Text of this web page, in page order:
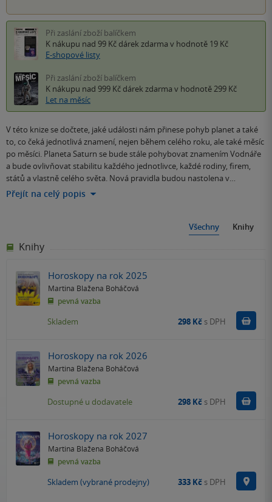
Při zaslání zboží balíčkem
K nákupu nad 99 Kč dárek zdarma v hodnotě 19 Kč
E-shopové listy
Při zaslání zboží balíčkem
K nákupu nad 999 Kč dárek zdarma v hodnotě 299 Kč
Let na měsíc
V této knize se dočtete, jaké události nám přinese pohyb planet a také
to, co čeká jednotlivá znamení, nejen během celého roku, ale také měsíc
po měsíci. Planeta Saturn se bude stále pohybovat znamením Vodnáře
a bude ovlivňovat stabilitu každého jednotlivce, každé rodiny, firem,
států a vlastně celého světa. Nová pravidla budou nastolena v…
Přejít na celý popis
Všechny Knihy
Knihy
Horoskopy na rok 2025
Martina Blažena Boháčová
pevná vazba
Skladem 298 Kč s DPH
Horoskopy na rok 2026
Martina Blažena Boháčová
pevná vazba
Dostupné u dodavatele 298 Kč s DPH
Horoskopy na rok 2027
Martina Blažena Boháčová
pevná vazba
Skladem (vybrané prodejny) 333 Kč s DPH